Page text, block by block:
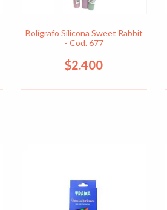
Bolígrafo Silicona Sweet Rabbit
- Cod. 677
$2.400